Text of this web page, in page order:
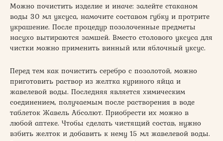
Можно почистить изделие и иначе: залейте стаканом
воды 30 мл уксуса, намочите составом губку и протрите
украшение. После процедур позолоченные предметы
насухо вытираются замшей. Вместо столового уксуса для
чистки можно применить винный или яблочный уксус.
Перед тем как почистить серебро с позолотой, можно
приготовить раствор из желтка куриного яйца и
жавелевой воды. Последняя является химическим
соединением, получаемым после растворения в воде
таблеток Жавель Абсолют. Приобрести их можно в
любой аптеке. Чтобы сделать чистящий состав, нужно
взбить желток и добавить к нему 15 мл жавелевой воды.